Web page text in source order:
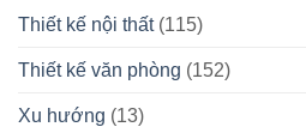
Thiết kế nội thất(115)
Thiết kế văn phòng (152)
Xu hướng (13)